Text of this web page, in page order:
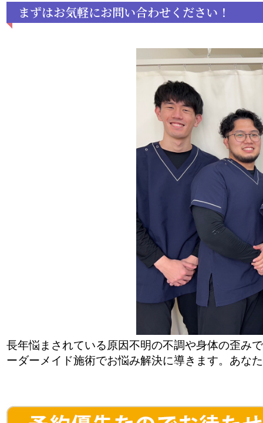
まずはお気軽にお問い合わせください！
長年悩まされている原因不明の不調や身体の歪み
ーダーメイド施術でお悩み解決に導きます。あな